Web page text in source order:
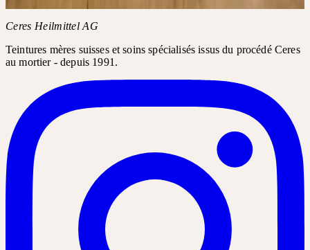
Ceres Heilmittel AG
Teintures mères suisses et soins spécialisés issus du procédé Ceres
au mortier - depuis 1991.